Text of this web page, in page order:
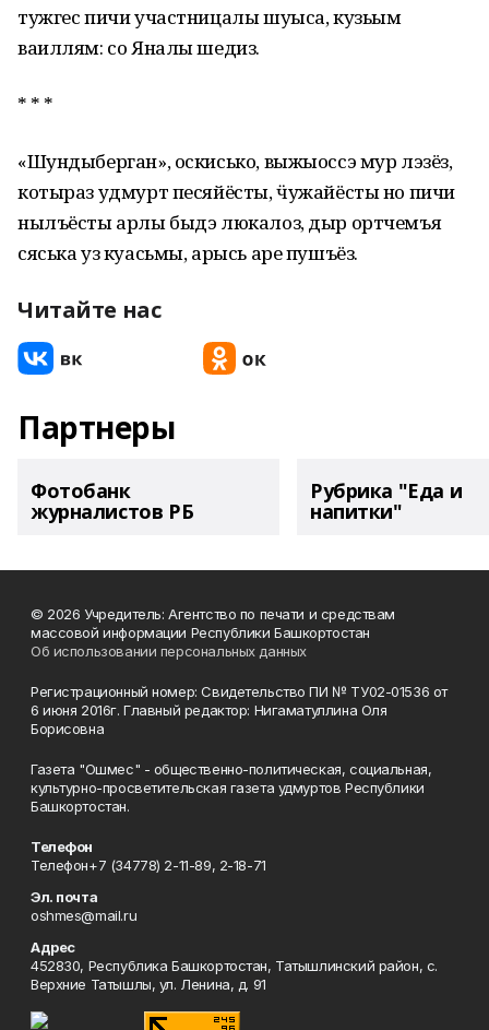
тужгес пичи участницалы шуыса, кузьым
ваиллям: со Яналы шедиз.
* * *
«Шундыберган», оскисько, выжыоссэ мур лэзёз,
котыраз удмурт песяйёсты, ӵужайёсты но пичи
нылъёсты арлы быдэ люкалоз, дыр ортчемъя
сяська уз куасьмы, арысь аре пушъёз.
Читайте нас
Партнеры
Фотобанк
журналистов РБ
Рубрика "Еда и
напитки"
© 2026 Учредитель: Агентство по печати и средствам
массовой информации Республики Башкортостан
Об использовании персональных данных
Регистрационный номер: Свидетельство ПИ № ТУ02-01536 от
6 июня 2016г. Главный редактор: Нигаматуллина Оля
Борисовна
Газета "Ошмес" - общественно-политическая, социальная,
культурно-просветительская газета удмуртов Республики
Башкортостан.
Телефон
Телефон+7 (34778) 2-11-89, 2-18-71
Эл. почта
oshmes@mail.ru
Адрес
452830, Республика Башкортостан, Татышлинский район, с.
Верхние Татышлы, ул. Ленина, д. 91